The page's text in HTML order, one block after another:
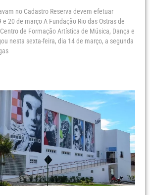
no Cadastro Reserva devem efetuar
20 de março A Fundação Rio das Ostras de
de Formação Artística de Música, Dança e
nesta sexta-feira, dia 14 de março, a segunda